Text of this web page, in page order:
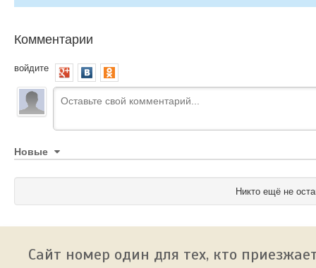
Комментарии
войдите
Новые
Никто ещё не
Сайт номер один для тех, кто